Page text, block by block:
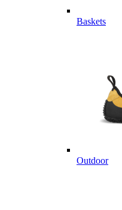
Baskets
Outdoor